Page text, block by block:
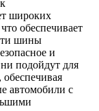
широких
обеспечивает
шины
и
подойдут для
автомобили с